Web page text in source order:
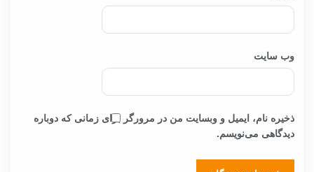
وب‌ سایت
ذخیره نام، ایمیل و وبسایت من در مرورگر برای زمانی که دوباره
دیدگاهی می‌نویسم.